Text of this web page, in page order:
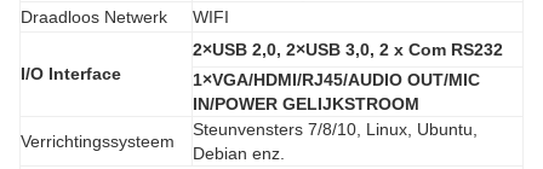
Draadloos Netwerk
WIFI
I/O Interface
2×USB 2,0, 2×USB 3,0, 2 x Com RS232
1×VGA/HDMI/RJ45/AUDIO OUT/MIC
IN/POWER GELIJKSTROOM
Verrichtingssysteem
Steunvensters 7/8/10, Linux, Ubuntu,
Debian enz.